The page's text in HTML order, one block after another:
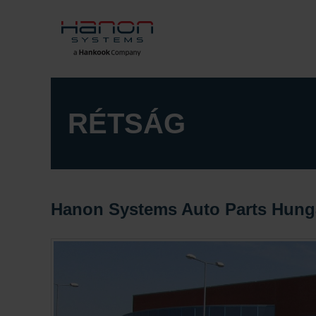
RÉTSÁG
Hanon Systems Auto Parts